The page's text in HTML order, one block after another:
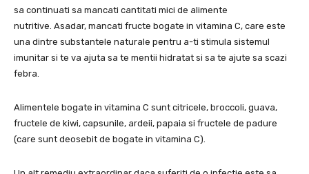
sa continuati sa mancati cantitati mici de alimente
nutritive. Asadar, mancati fructe bogate in vitamina C, care este
una dintre substantele naturale pentru a-ti stimula sistemul
imunitar si te va ajuta sa te mentii hidratat si sa te ajute sa scazi
febra.
Alimentele bogate in vitamina C sunt citricele, broccoli, guava,
fructele de kiwi, capsunile, ardeii, papaia si fructele de padure
(care sunt deosebit de bogate in vitamina C).